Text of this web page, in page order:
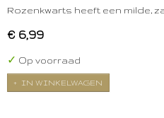
Rozenkwarts heeft een milde,
€ 6,99
✓ Op voorraad
IN WINKELWAGEN